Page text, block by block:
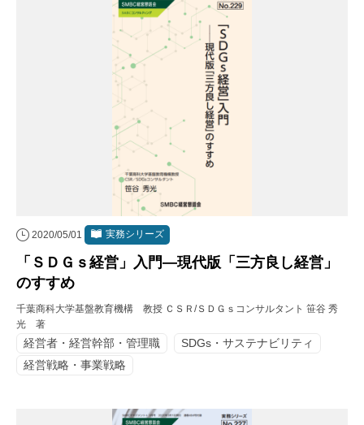
2020/05/01 実務シリーズ
「ＳＤＧｓ経営」入門―現代版「三方良し経営」
のすすめ
千葉商科大学基盤教育機構 教授 ＣＳＲ/ＳＤＧｓコンサルタント 笹谷 秀
光 著
経営者・経営幹部・管理職
SDGs・サステナビリティ
経営戦略・事業戦略